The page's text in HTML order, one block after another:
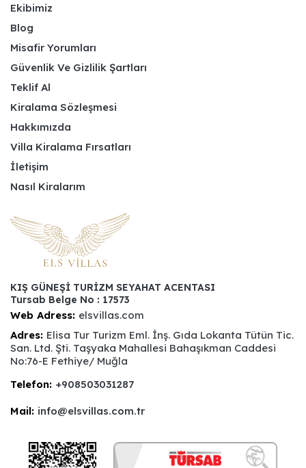
Ekibimiz
Blog
Misafir Yorumları
Güvenlik Ve Gizlilik Şartları
Teklif Al
Kiralama Sözleşmesi
Hakkımızda
Villa Kiralama Fırsatları
İletişim
Nasıl Kiralarım
KIŞ GÜNEŞİ TURİZM SEYAHAT ACENTASI
Tursab Belge No : 17573
Web Adress: elsvillas.com
Adres: Elisa Tur Turizm Eml. İnş. Gıda Lokanta Tütün Tic.
San. Ltd. Şti. Taşyaka Mahallesi Bahaşıkman Caddesi
No:76-E Fethiye/ Muğla
Telefon: +908503031287
Mail: info@elsvillas.com.tr